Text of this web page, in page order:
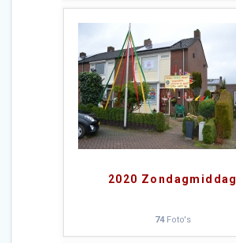
2020 Zondagmiddag
74Foto's